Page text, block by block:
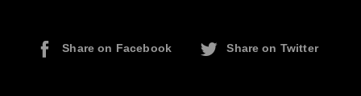
Share on Facebook Share on Twitter